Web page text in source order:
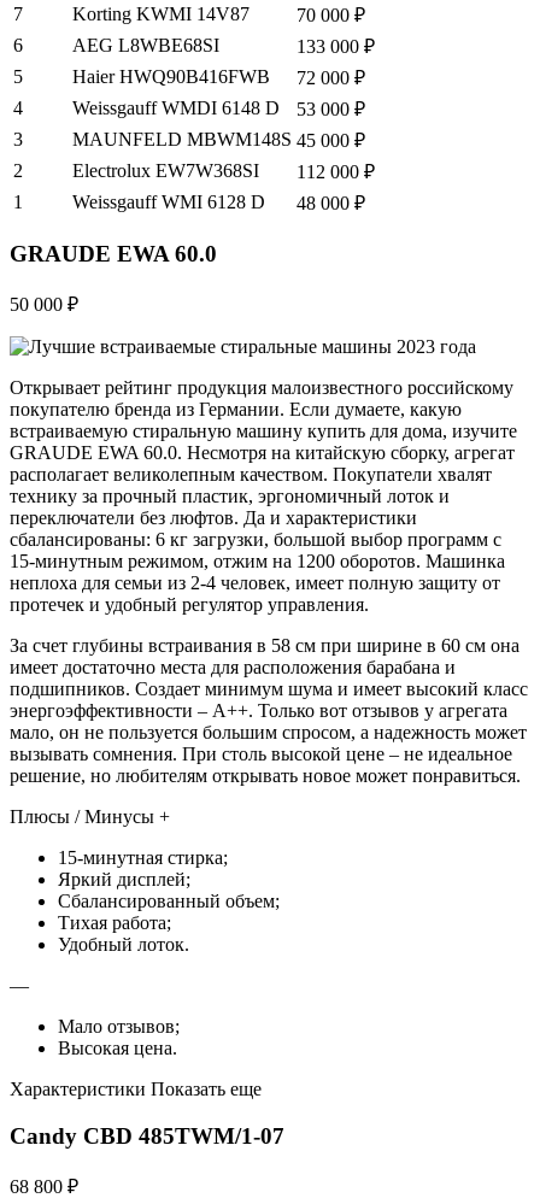
7
Korting KWMI 14V87
70 000 ₽
6
AEG L8WBE68SI
133 000 ₽
5
Haier HWQ90B416FWB
72 000 ₽
4
Weissgauff WMDI 6148 D
53 000 ₽
3
MAUNFELD MBWM148S 45 000 ₽
2
Electrolux EW7W368SI
112 000 ₽
1
Weissgauff WMI 6128 D 48 000 ₽
GRAUDE EWA 60.0
50 000 ₽
Открывает рейтинг продукция малоизвестного российскому
покупателю бренда из Германии. Если думаете, какую
встраиваемую стиральную машину купить для дома, изучите
GRAUDE EWA 60.0. Несмотря на китайскую сборку, агрегат
располагает великолепным качеством. Покупатели хвалят
технику за прочный пластик, эргономичный лоток и
переключатели без люфтов. Да и характеристики
сбалансированы: 6 кг загрузки, большой выбор программ с
15-минутным режимом, отжим на 1200 оборотов. Машинка
неплоха для семьи из 2-4 человек, имеет полную защиту от
протечек и удобный регулятор управления.
За счет глубины встраивания в 58 см при ширине в 60 см она
имеет достаточно места для расположения барабана и
подшипников. Создает минимум шума и имеет высокий класс
энергоэффективности – А++. Только вот отзывов у агрегата
мало, он не пользуется большим спросом, а надежность может
вызывать сомнения. При столь высокой цене – не идеальное
решение, но любителям открывать новое может понравиться.
Плюсы / Минусы +
15-минутная стирка;
Яркий дисплей;
Сбалансированный объем;
Тихая работа;
Удобный лоток.
—
Мало отзывов;
Высокая цена.
Характеристики Показать еще
Candy CBD 485TWM/1-07
68 800 ₽